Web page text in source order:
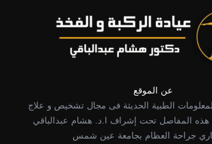
عن الموقع
الطبية الحديثة فى مجال تشخيص و علاج
هذه المفاصل تحت إشراف ا.د. هشام عبدالباقي
جراحة العظام بجامعة عين شمس